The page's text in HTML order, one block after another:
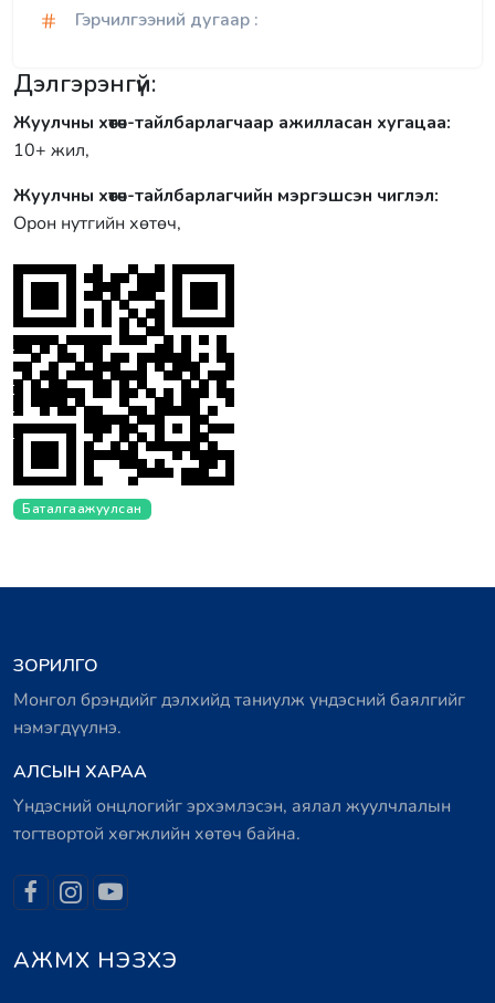
Гэрчилгээний дугаар :
Дэлгэрэнгүй:
Жуулчны хөтөч-тайлбарлагчаар ажилласан хугацаа:
10+ жил,
Жуулчны хөтөч-тайлбарлагчийн мэргэшсэн чиглэл:
Орон нутгийн хөтөч,
Баталгаажуулсан
ЗОРИЛГО
Монгол брэндийг дэлхийд таниулж үндэсний баялгийг
нэмэгдүүлнэ.
АЛСЫН ХАРАА
Үндэсний онцлогийг эрхэмлэсэн, аялал жуулчлалын
тогтвортой хөгжлийн хөтөч байна.
АЖМХ НЭЗХЭ